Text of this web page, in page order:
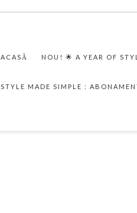
ACASĂ NOU! 🌟 A YEAR OF
STYLE MADE SIMPLE :